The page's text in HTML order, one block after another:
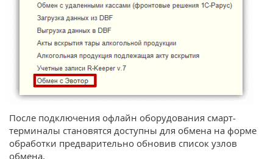
После подключения офлайн оборудования смарт-
терминалы становятся доступны для обмена на форме
обработки предварительно обновив список узлов
обмена.